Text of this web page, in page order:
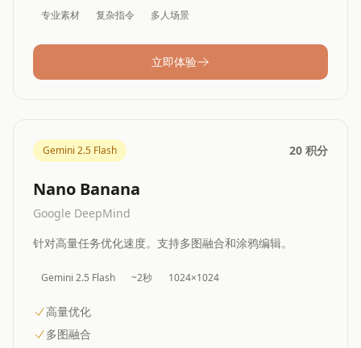
专业素材
复杂指令 多人场景
立即体验
Gemini 2.5 Flash 20 积分
Nano Banana
Google DeepMind
针对高量任务优化速度。支持多图融合和涂鸦编辑。
Gemini 2.5 Flash ~2秒 1024×1024
高量优化
多图融合